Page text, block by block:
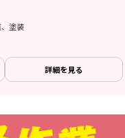
塗装
詳細を見る